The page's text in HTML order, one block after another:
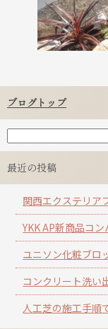
ブログトップ
最近の投稿
関西エクステリア
YKK AP新商品コ
ユニソン化粧ブロ
コンクリート洗い
人工芝の施工手順